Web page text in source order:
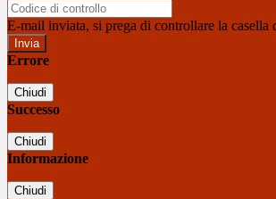
E-mail inviata, si prega di controllare la casella
Errore
Chiudi
Successo
Chiudi
Informazione
Chiudi